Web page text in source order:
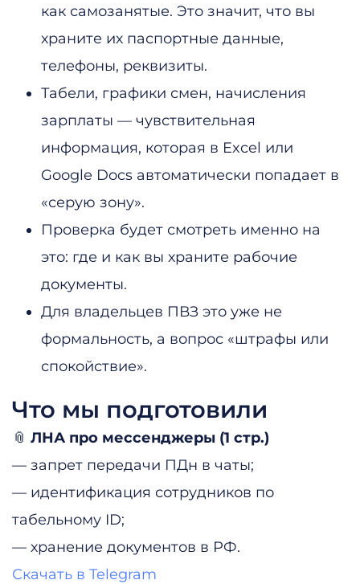
как самозанятые. Это значит, что вы
храните их паспортные данные,
телефоны, реквизиты.
Табели, графики смен, начисления
зарплаты — чувствительная
информация, которая в Excel или
Google Docs автоматически попадает в
«серую зону».
Проверка будет смотреть именно на
это: где и как вы храните рабочие
документы.
Для владельцев ПВЗ это уже не
формальность, а вопрос «штрафы или
спокойствие».
Что мы подготовили
📎 ЛНА про мессенджеры (1 стр.)
— запрет передачи ПДн в чаты;
— идентификация сотрудников по
табельному ID;
— хранение документов в РФ.
Скачать в Telegram